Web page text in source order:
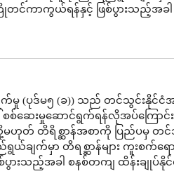
င်ကာကွယ်ရန်နှင့် ဖြစ်ပွားသည့်အခါ
မှု (ပုဒ်မ၅ (ခ)) သည် တင်သွင်းနိုင်ငံ
ဆေးမှုဆောင်ရွက်ရန်လိုအပ်ကြောင်းဖ
ဟုတ် တိရိစ္ဆာန်အစာကို ပြည်ပမှ တ
ယ်ချက်မှာ တိရစ္ဆာန်များ ကူးစက်ရ
ပွားသည့်အခါ စနစ်တကျ ထိန်းချုပ်နိုင်